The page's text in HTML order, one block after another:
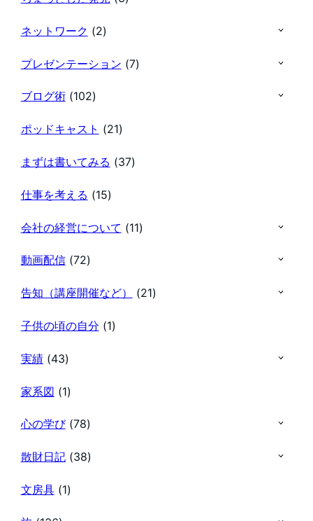
ネットワーク (2)
プレゼンテーション (7)
ブログ術(102)
ポッドキャスト (21)
まずは書いてみる (37)
仕事を考える (15)
会社の経営について (11)
動画配信(72)
告知（講座開催など） (21)
子供の頃の自分 (1)
実績(43)
家系図 (1)
心の学び(78)
散財日記(38)
文房具(1)